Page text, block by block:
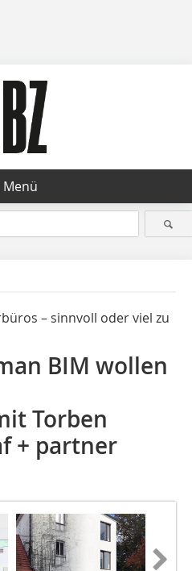
Menü
– sinnvoll oder viel zu
BIM wollen
Torben
+ partner